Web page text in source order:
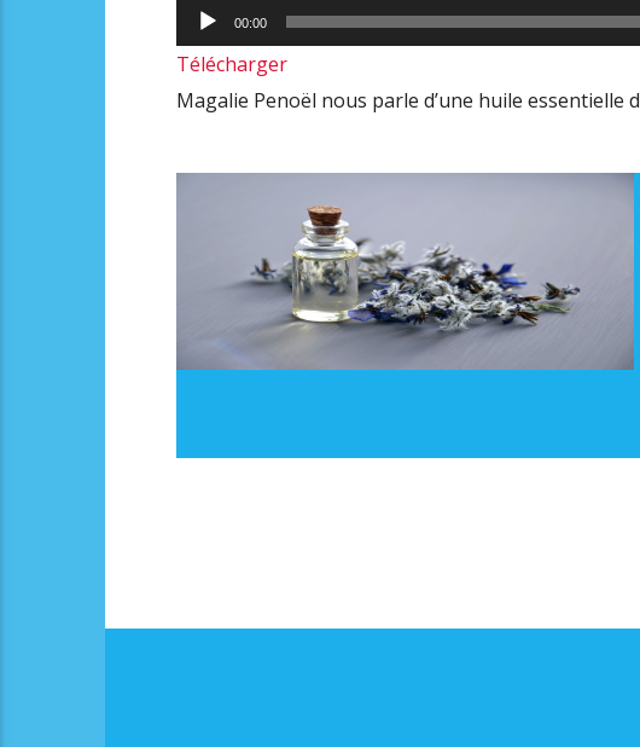
Lecteur
audio
00:00
Télécharger
Magalie Penoël nous parle d’une huile